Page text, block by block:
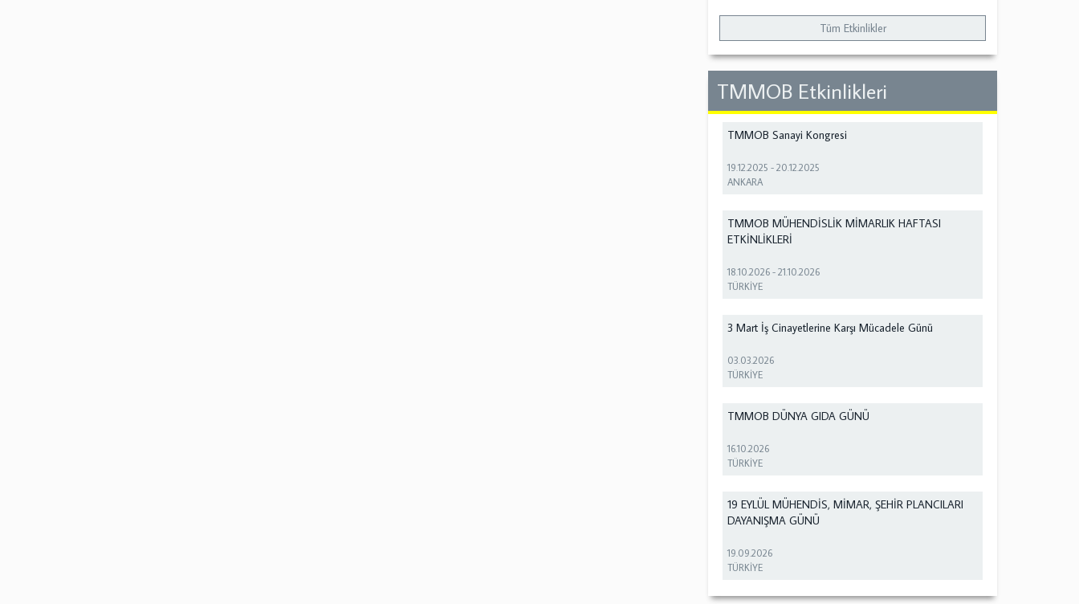
Tüm Etkinlikler
TMMOB Etkinlikleri
TMMOB Sanayi Kongresi
19.12.2025 -20.12.2025
ANKARA
TMMOB MÜHENDİSLİK MİMARLIK HAFTASI
ETKİNLİKLERİ
18.10.2026 -21.10.2026
TÜRKİYE
3 Mart İş Cinayetlerine Karşı Mücadele Günü
03.03.2026
TÜRKİYE
TMMOB DÜNYA GIDA GÜNÜ
16.10.2026
TÜRKİYE
19 EYLÜL MÜHENDİS, MİMAR, ŞEHİR PLANCILARI
DAYANIŞMA GÜNÜ
19.09.2026
TÜRKİYE